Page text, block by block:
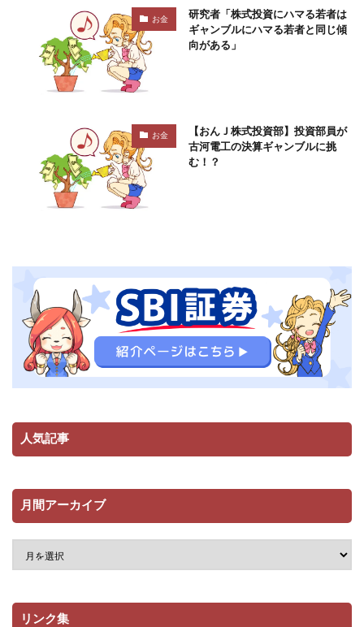
お金
研究者「株式投資にハマる若者は
ギャンブルにハマる若者と同じ傾
向がある」
お金
【おんＪ株式投資部】投資部員が
古河電工の決算ギャンブルに挑
む！？
人気記事
月間アーカイブ
リンク集